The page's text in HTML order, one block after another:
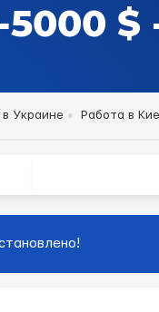
$
в Украине Работа в